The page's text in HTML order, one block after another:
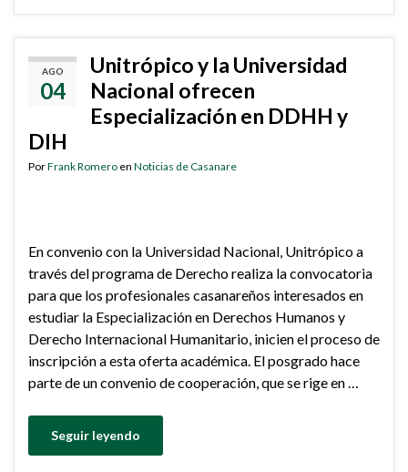
AGO
04
Unitrópico y la Universidad
Nacional ofrecen
Especialización en DDHH y
DIH
PorFrank Romero en Noticias de Casanare
En convenio con la Universidad Nacional, Unitrópico a
través del programa de Derecho realiza la convocatoria
para que los profesionales casanareños interesados en
estudiar la Especialización en Derechos Humanos y
Derecho Internacional Humanitario, inicien el proceso de
inscripción a esta oferta académica. El posgrado hace
parte de un convenio de cooperación, que se rige en …
Seguir leyendo